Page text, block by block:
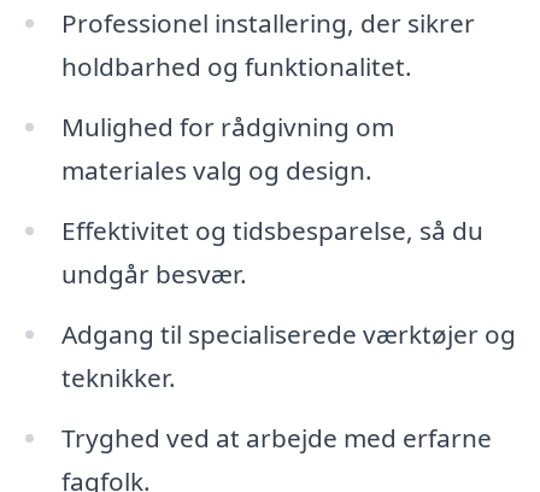
Professionel installering, der sikrer
holdbarhed og funktionalitet.
Mulighed for rådgivning om
materiales valg og design.
Effektivitet og tidsbesparelse, så du
undgår besvær.
Adgang til specialiserede værktøjer og
teknikker.
Tryghed ved at arbejde med erfarne
fagfolk.